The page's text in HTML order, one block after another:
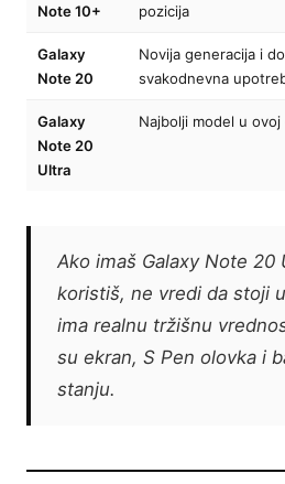
Note 10+ pozicija
Galaxy
Note 20
Novija generacija i
svakodnevna
Galaxy
Note 20
Ultra
Najbolji model u
Ako imaš Galaxy Note 20
koristiš, ne vredi da stoji
ima realnu tržišnu
su ekran, S Pen olovka i
stanju.